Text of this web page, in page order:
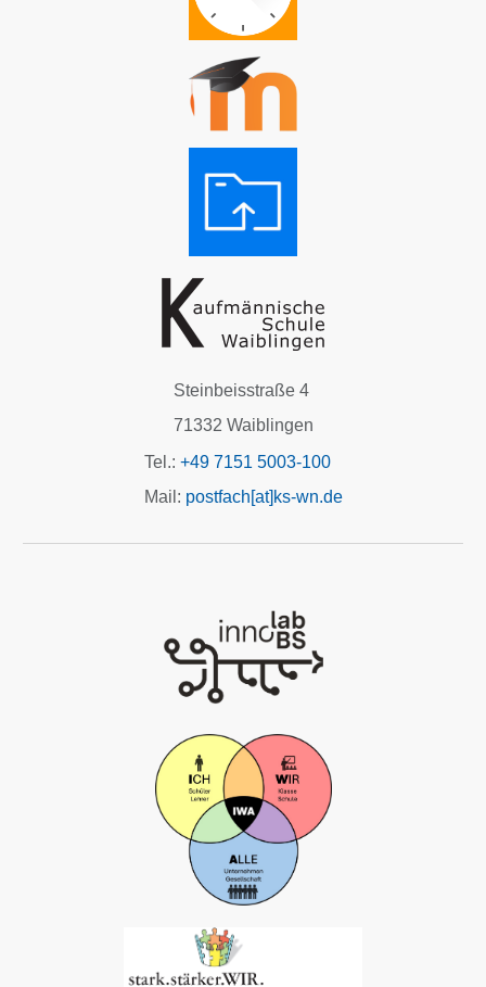
Steinbeisstraße 4
71332 Waiblingen
Tel.: +49 7151 5003-100
Mail: postfach[at]ks-wn.de